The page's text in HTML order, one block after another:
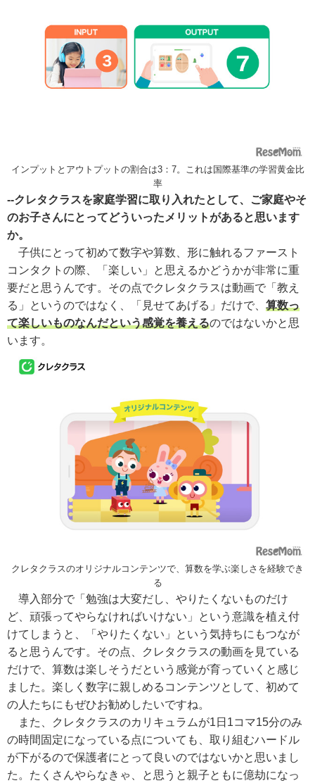
インプットとアウトプットの割合は3：7。これは国際基準の学習黄金比
率
--クレタクラスを家庭学習に取り入れたとして、ご家庭やそ
のお子さんにとってどういったメリットがあると思います
か。
子供にとって初めて数字や算数、形に触れるファースト
コンタクトの際、「楽しい」と思えるかどうかが非常に重
要だと思うんです。その点でクレタクラスは動画で「教え
る」というのではなく、「見せてあげる」だけで、 算数っ
て楽しいものなんだという感覚を養えるのではないかと思
います。
クレタクラスのオリジナルコンテンツで、算数を学ぶ楽しさを経験でき
る
導入部分で「勉強は大変だし、やりたくないものだけ
ど、頑張ってやらなければいけない」という意識を植え付
けてしまうと、「やりたくない」という気持ちにもつなが
ると思うんです。その点、クレタクラスの動画を見ている
だけで、算数は楽しそうだという感覚が育っていくと感じ
ました。楽しく数字に親しめるコンテンツとして、初めて
の人たちにもぜひお勧めしたいですね。
また、クレタクラスのカリキュラムが1日1コマ15分のみ
の時間固定になっている点についても、取り組むハードル
が下がるので保護者にとって良いのではないかと思いまし
た。たくさんやらなきゃ、と思うと親子ともに億劫になっ